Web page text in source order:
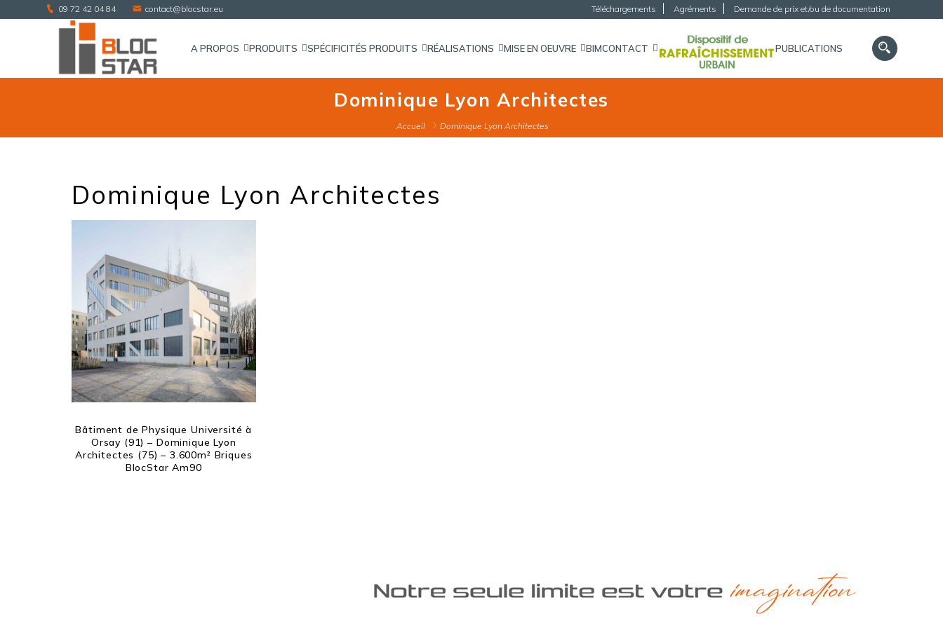
09 72 42 04 84 contact@blocstar.eu Téléchargements Agréments Demande de prix et/ou de documentation
A PROPOS PRODUITS SPÉCIFICITÉS PRODUITS RÉALISATIONS MISE EN OEUVRE BIMCONTACT PUBLICATIONS
Dominique Lyon Architectes
Accueil Dominique Lyon Architectes
Dominique Lyon Architectes
Bâtiment de Physique Université à
Orsay (91) – Dominique Lyon
Architectes (75) – 3.600m² Briques
BlocStar Am90